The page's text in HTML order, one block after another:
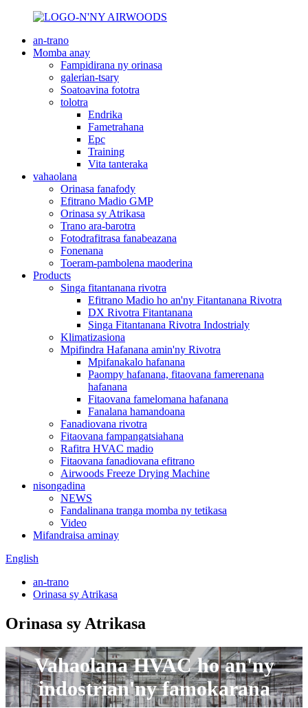
an-trano
Momba anay
Fampidirana ny orinasa
galerian-tsary
Soatoavina fototra
tolotra
Endrika
Fametrahana
Epc
Training
Vita tanteraka
vahaolana
Orinasa fanafody
Efitrano Madio GMP
Orinasa sy Atrikasa
Trano ara-barotra
Fotodrafitrasa fanabeazana
Fonenana
Toeram-pambolena maoderina
Products
Singa fitantanana rivotra
Efitrano Madio ho an'ny Fitantanana Rivotra
DX Rivotra Fitantanana
Singa Fitantanana Rivotra Indostrialy
Klimatizasiona
Mpifindra Hafanana amin'ny Rivotra
Mpifanakalo hafanana
Paompy hafanana, fitaovana famerenana
hafanana
Fitaovana famelomana hafanana
Fanalana hamandoana
Fanadiovana rivotra
Fitaovana fampangatsiahana
Rafitra HVAC madio
Fitaovana fanadiovana efitrano
Airwoods Freeze Drying Machine
nisongadina
NEWS
Fandalinana tranga momba ny tetikasa
Video
Mifandraisa aminay
English
an-trano
Orinasa sy Atrikasa
Orinasa sy Atrikasa
Vahaolana HVAC ho an'ny
indostrian'ny famokarana